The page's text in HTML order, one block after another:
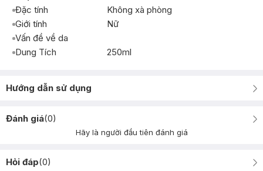
Đặc tính
Không xà phòng
Giới tính
Nữ
Vấn đề về da
Dung Tích
250ml
Hướng dẫn sử dụng
Đánh giá(0)
Hãy là người đầu tiên đánh giá
Hỏi đáp(0)